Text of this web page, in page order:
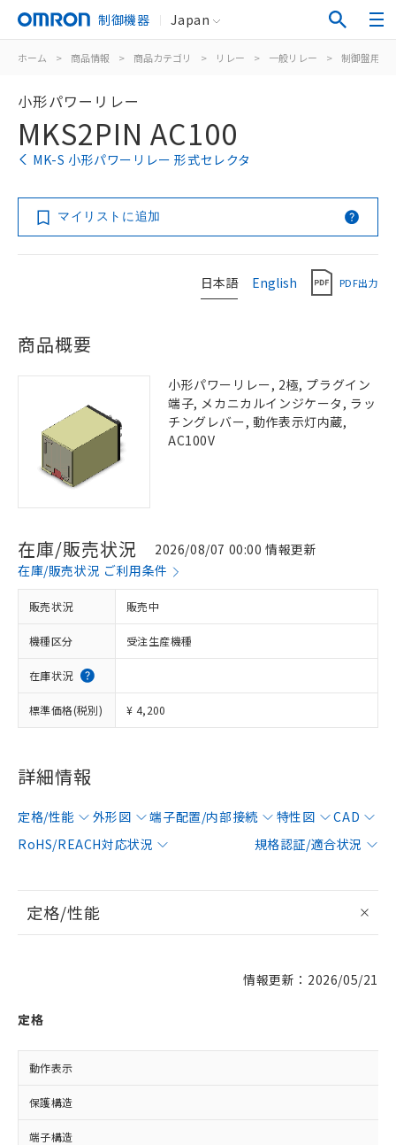
制御機器 Japan
ホーム > 商品情報 > 商品カテゴリ > リレー > 一般リレー > 制御盤用
小形パワーリレー
MKS2PIN AC100
MK-S 小形パワーリレー 形式セレクタ
マイリストに追加
日本語 English PDF出力
商品概要
小形パワーリレー, 2極, プラグイン
端子, メカニカルインジケータ, ラッ
チングレバー, 動作表示灯内蔵,
AC100V
在庫/販売状況
2026/08/07 00:00 情報更新
在庫/販売状況 ご利用条件
販売状況 販売中
機種区分 受注生産機種
在庫状況
標準価格(税別) ¥ 4,200
詳細情報
定格/性能 外形図 端子配置/内部接続 特性図
CAD
RoHS/REACH対応状況
規格認証/適合状況
定格/性能
情報更新：2026/05/21
定格
動作表示
保護構造
端子構造